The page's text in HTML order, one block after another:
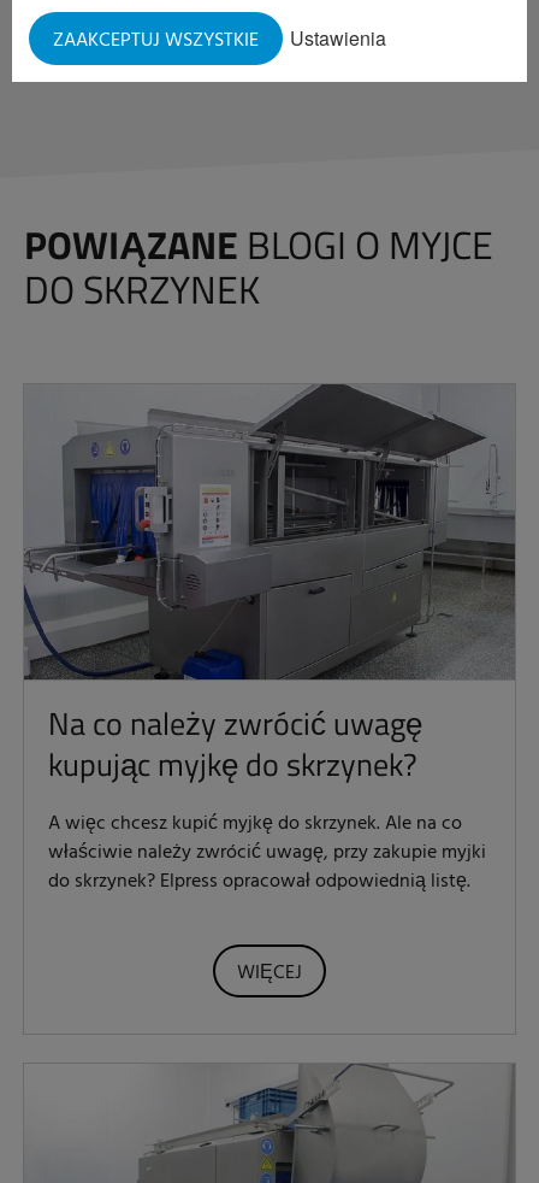
Ustawienia
ZAAKCEPTUJ WSZYSTKIE
POWIĄZANE BLOGI O MYJCE
DO SKRZYNEK
Na co należy zwrócić uwagę
kupując myjkę do skrzynek?
A więc chcesz kupić myjkę do skrzynek. Ale na co
właściwie należy zwrócić uwagę, przy zakupie myjki
do skrzynek? Elpress opracował odpowiednią listę.
WIĘCEJ